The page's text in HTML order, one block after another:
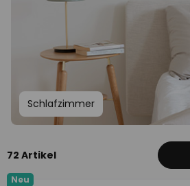
Schlafzimmer
72 Artikel
Neu